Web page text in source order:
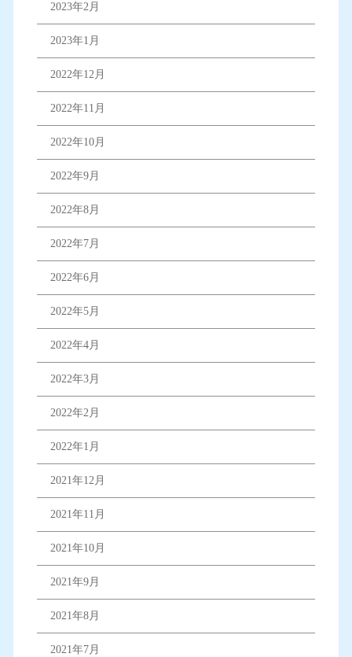
2023年2月
2023年1月
2022年12月
2022年11月
2022年10月
2022年9月
2022年8月
2022年7月
2022年6月
2022年5月
2022年4月
2022年3月
2022年2月
2022年1月
2021年12月
2021年11月
2021年10月
2021年9月
2021年8月
2021年7月